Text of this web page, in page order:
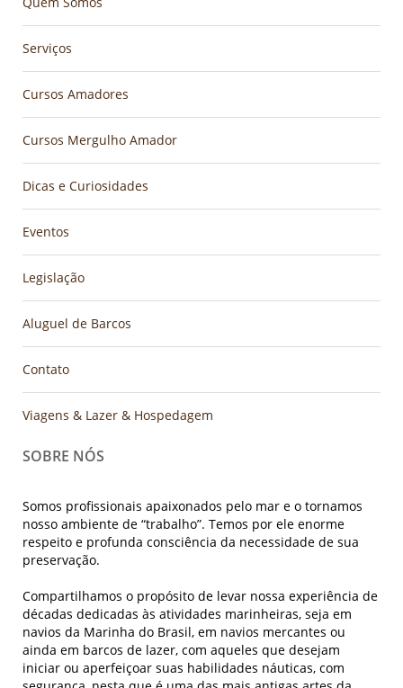
Serviços
Cursos Amadores
Cursos Mergulho Amador
Dicas e Curiosidades
Eventos
Legislação
Aluguel de Barcos
Contato
Viagens & Lazer & Hospedagem
SOBRE NÓS
Somos profissionais apaixonados pelo mar e o tornamos
nosso ambiente de “trabalho”. Temos por ele enorme
respeito e profunda consciência da necessidade de sua
preservação.
Compartilhamos o propósito de levar nossa experiência de
décadas dedicadas às atividades marinheiras, seja em
navios da Marinha do Brasil, em navios mercantes ou
ainda em barcos de lazer, com aqueles que desejam
iniciar ou aperfeiçoar suas habilidades náuticas, com